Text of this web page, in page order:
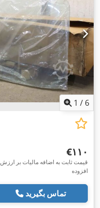
1 / 6
‎€۱۱۰
قیمت ثابت به اضافه مالیات بر ارزش
افزوده
تماس بگیرید